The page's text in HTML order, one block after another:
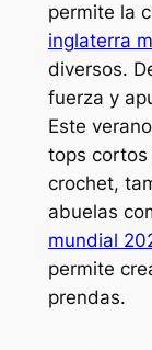
permite la
inglaterra
diversos.
fuerza y
Este
tops cortos
crochet,
abuelas
mundial
permite
prendas.